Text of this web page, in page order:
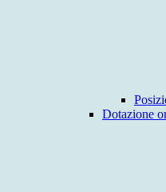
Dotazione